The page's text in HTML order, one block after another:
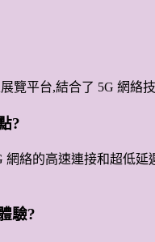
覽平台,結合了 5G 網
?
絡的高速連接和超低
驗?